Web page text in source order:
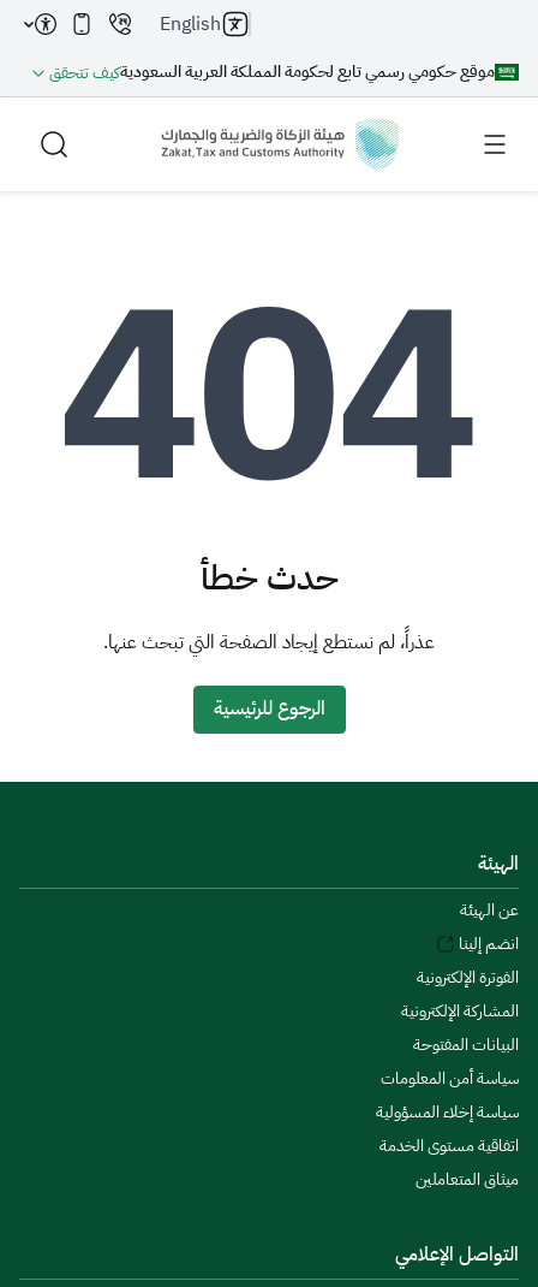
موقع حكومي رسمي تابع لحكومة المملكة العربية السعوديةكيف تتحقق
English
بحث AI
التصرفات العقارية
حدث خطأ
عذراً، لم نستطع إيجاد الصفحة التي تبحث عنها.
الرجوع للرئيسية
الهيئة
عن الهيئة
انضم إلينا
الفوترة الإلكترونية
المشاركة الإلكترونية
البيانات المفتوحة
سياسة أمن المعلومات
سياسة إخلاء المسؤولية
اتفاقية مستوى الخدمة
ميثاق المتعاملين
التواصل الإعلامي